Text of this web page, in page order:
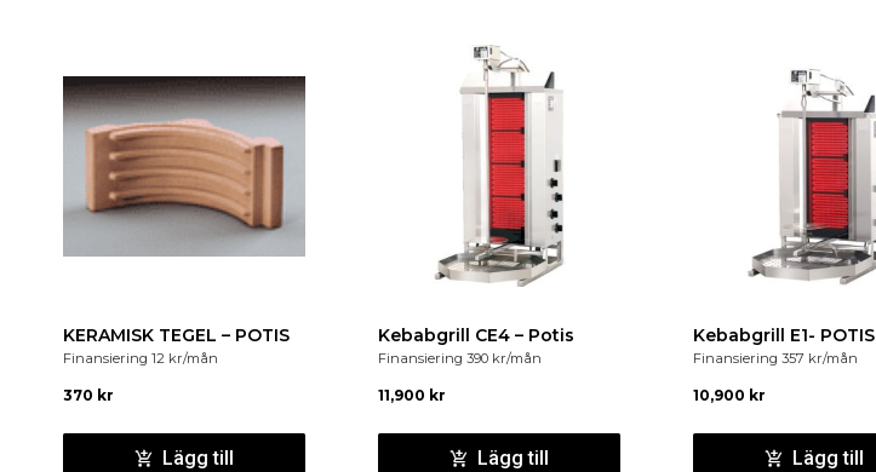
KERAMISK TEGEL – POTIS
Finansiering 12 kr/mån
370 kr
Lägg till
Kebabgrill CE4 – Potis
Finansiering 390 kr/mån
11,900 kr
Lägg till
Kebabgrill E1- POTIS
Finansiering 357 kr/mån
10,900 kr
Lägg till